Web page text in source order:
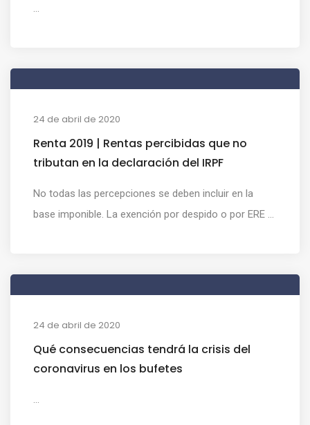
...
24 de abril de 2020
Renta 2019 | Rentas percibidas que no
tributan en la declaración del IRPF
No todas las percepciones se deben incluir en la
base imponible. La exención por despido o por ERE ...
24 de abril de 2020
Qué consecuencias tendrá la crisis del
coronavirus en los bufetes
...